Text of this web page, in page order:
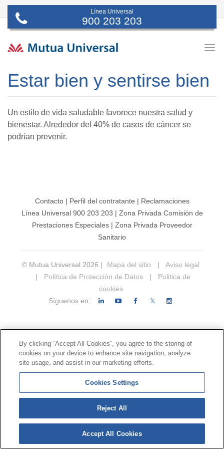
Línea Universal
900 203 203
Estar bien y sentirse bien
Un estilo de vida saludable favorece nuestra salud y
bienestar. Alrededor del 40% de casos de cáncer se
podrían prevenir.
Contacto| Perfil del contratante | Reclamaciones
Línea Universal 900 203 203 | Zona Privada Comisión de
Prestaciones Especiales| Zona Privada Proveedor
Sanitario
© Mutua Universal 2026 | Mapa del sitio |
Aviso legal
|
Política de Protección de Datos |
Politica de
cookies
Síguenos en:
𝕏
By clicking “Accept All Cookies”, you agree to the storing of
cookies on your device to enhance site navigation, analyze
site usage, and assist in our marketing efforts.
Cookies Settings
Reject All
Accept All Cookies